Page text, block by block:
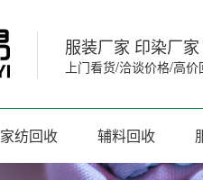
服装厂家 印染厂
上门看货/洽谈价格/高
家纺回收 辅料回收